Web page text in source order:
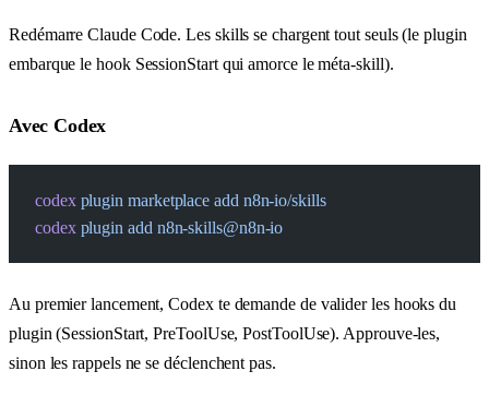
Redémarre Claude Code. Les skills se chargent tout seuls (le plugin
embarque le hook SessionStart qui amorce le méta-skill).
Avec Codex
codex plugin marketplace add n8n-io/skills
codex plugin add n8n-skills@n8n-io
Au premier lancement, Codex te demande de valider les hooks du
plugin (SessionStart, PreToolUse, PostToolUse). Approuve-les,
sinon les rappels ne se déclenchent pas.